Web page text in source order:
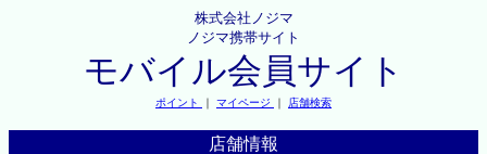
株式会社ノジマ
ノジマ携帯サイト
モバイル会員サイト
ポイント ｜ マイページ ｜ 店舗検索
店舗情報